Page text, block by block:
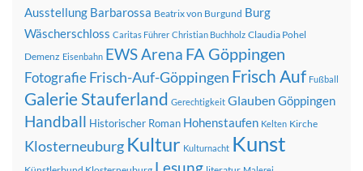
Ausstellung Barbarossa Beatrix von Burgund Burg
Wäscherschloss Caritas Führer Christian Buchholz Claudia Pohel
Demenz Eisenbahn EWS Arena FA Göppingen
FotografieFrisch-Auf-Göppingen Frisch Auf Fußball
Galerie Stauferland Gerechtigkeit Glauben Göppingen
Handball Historischer Roman Hohenstaufen Kelten Kirche
Klosterneuburg Kultur Kulturnacht Kunst